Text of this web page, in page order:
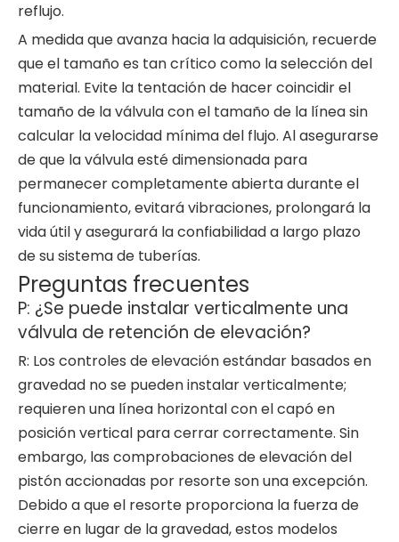
reflujo.
A medida que avanza hacia la adquisición, recuerde
que el tamaño es tan crítico como la selección del
material. Evite la tentación de hacer coincidir el
tamaño de la válvula con el tamaño de la línea sin
calcular la velocidad mínima del flujo. Al asegurarse
de que la válvula esté dimensionada para
permanecer completamente abierta durante el
funcionamiento, evitará vibraciones, prolongará la
vida útil y asegurará la confiabilidad a largo plazo
de su sistema de tuberías.
Preguntas frecuentes
P: ¿Se puede instalar verticalmente una
válvula de retención de elevación?
R: Los controles de elevación estándar basados ​​en
gravedad no se pueden instalar verticalmente;
requieren una línea horizontal con el capó en
posición vertical para cerrar correctamente. Sin
embargo, las comprobaciones de elevación del
pistón accionadas por resorte son una excepción.
Debido a que el resorte proporciona la fuerza de
cierre en lugar de la gravedad, estos modelos